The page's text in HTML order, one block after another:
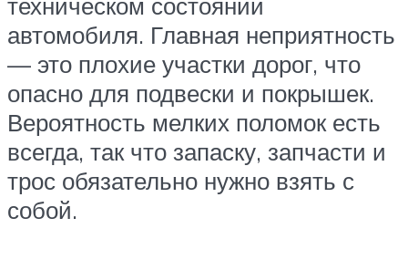
автомобиля. Главная неприятность
— это плохие участки дорог, что
опасно для подвески и покрышек.
Вероятность мелких поломок есть
всегда, так что запаску, запчасти и
трос обязательно нужно взять с
собой.